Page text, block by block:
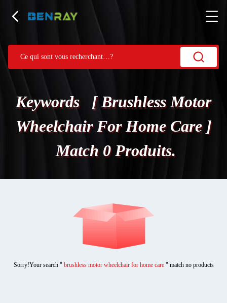
Keywords [ Brushless Motor
Wheelchair For Home Care ]
Match 0 Produits.
Sorry!Your search " brushless motor wheelchair for home care" match no products